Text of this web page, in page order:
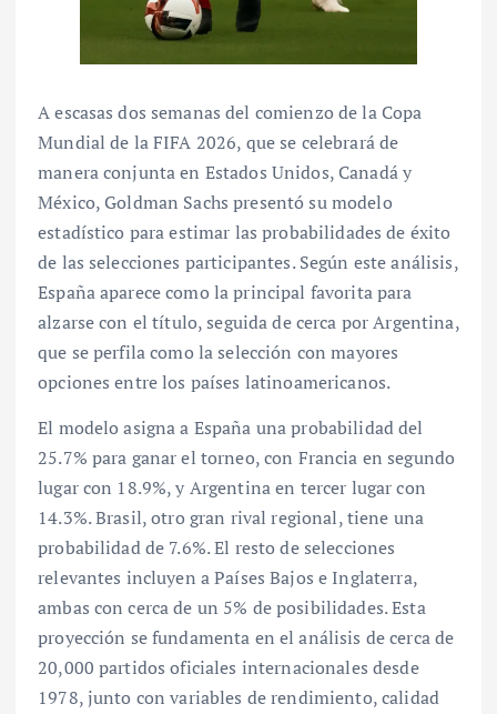
A escasas dos semanas del comienzo de la Copa
Mundial de la FIFA 2026, que se celebrará de
manera conjunta en Estados Unidos, Canadá y
México, Goldman Sachs presentó su modelo
estadístico para estimar las probabilidades de éxito
de las selecciones participantes. Según este análisis,
España aparece como la principal favorita para
alzarse con el título, seguida de cerca por Argentina,
que se perfila como la selección con mayores
opciones entre los países latinoamericanos.
El modelo asigna a España una probabilidad del
25.7% para ganar el torneo, con Francia en segundo
lugar con 18.9%, y Argentina en tercer lugar con
14.3%. Brasil, otro gran rival regional, tiene una
probabilidad de 7.6%. El resto de selecciones
relevantes incluyen a Países Bajos e Inglaterra,
ambas con cerca de un 5% de posibilidades. Esta
proyección se fundamenta en el análisis de cerca de
20,000 partidos oficiales internacionales desde
1978, junto con variables de rendimiento, calidad